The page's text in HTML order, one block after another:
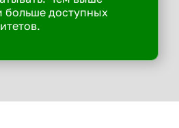
больше доступных